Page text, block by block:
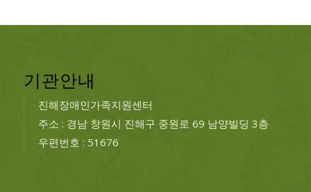
기관안내
진해장애인가족지원센터
주소 : 경남 창원시 진해구 중원로 69 남양빌딩 3층
우편번호 : 51676